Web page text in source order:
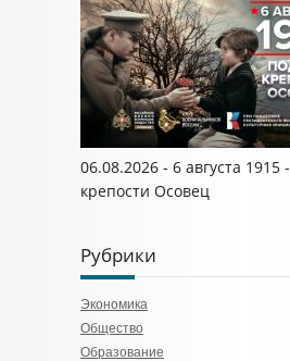
06.08.2026 - 6 августа 1915
крепости Осовец
Рубрики
Экономика
Общество
Образование